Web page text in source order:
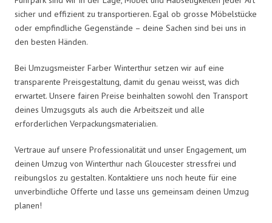
sicher und effizient zu transportieren. Egal ob grosse Möbelstücke
oder empfindliche Gegenstände – deine Sachen sind bei uns in
den besten Händen.
Bei Umzugsmeister Farber Winterthur setzen wir auf eine
transparente Preisgestaltung, damit du genau weisst, was dich
erwartet. Unsere fairen Preise beinhalten sowohl den Transport
deines Umzugsguts als auch die Arbeitszeit und alle
erforderlichen Verpackungsmaterialien.
Vertraue auf unsere Professionalität und unser Engagement, um
deinen Umzug von Winterthur nach Gloucester stressfrei und
reibungslos zu gestalten. Kontaktiere uns noch heute für eine
unverbindliche Offerte und lasse uns gemeinsam deinen Umzug
planen!